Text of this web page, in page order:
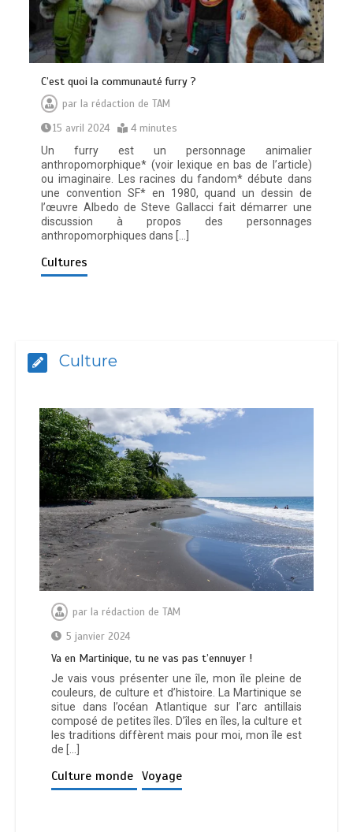
C’est quoi la communauté furry ?
par la rédaction de TAM
15 avril 2024
4 minutes
Un furry est un personnage animalier
anthropomorphique* (voir lexique en bas de l’article)
ou imaginaire. Les racines du fandom* débute dans
une convention SF* en 1980, quand un dessin de
l’œuvre Albedo de Steve Gallacci fait démarrer une
discussion à propos des personnages
anthropomorphiques dans […]
Cultures
Culture
par la rédaction de TAM
5 janvier 2024
Va en Martinique, tu ne vas pas t’ennuyer !
Je vais vous présenter une île, mon île pleine de
couleurs, de culture et d’histoire. La Martinique se
situe dans l’océan Atlantique sur l’arc antillais
composé de petites îles. D’îles en îles, la culture et
les traditions diffèrent mais pour moi, mon île est
de […]
Culture monde Voyage